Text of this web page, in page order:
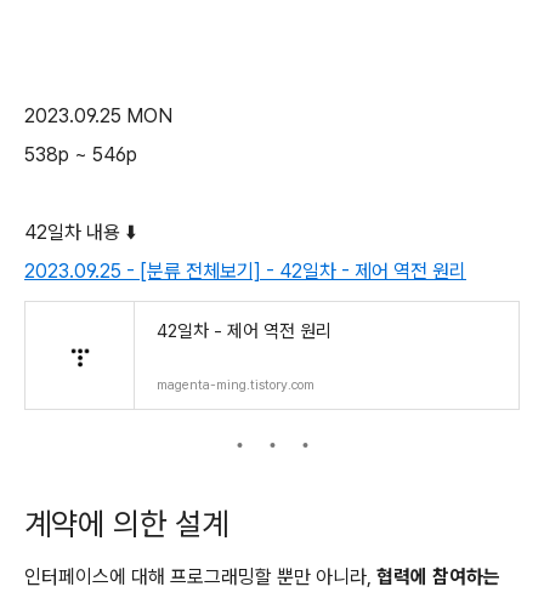
2023.09.25 MON
538p ~ 546p
42일차 내용 ⬇️
2023.09.25 - [분류 전체보기] - 42일차 - 제어 역전 원리
42일차 - 제어 역전 원리
magenta-ming.tistory.com
계약에 의한 설계
인터페이스에 대해 프로그래밍할 뿐만 아니라, 협력에 참여하는